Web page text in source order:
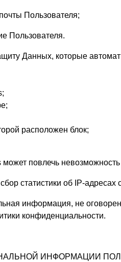
Пользователя;
Пользователя.
Данных, которые
расположен блок;
повлечь
статистики об IP-
информация, не
конфиденциальности.
ИНФОРМАЦИИ